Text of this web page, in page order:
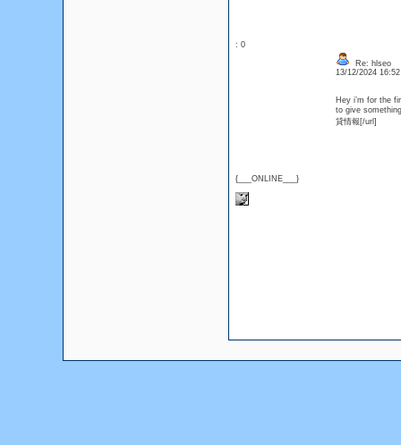
: 0
{___ONLINE___}
Re: hlseo
13/12/2024
Hey i’m for the
to give
貸情報[/url]